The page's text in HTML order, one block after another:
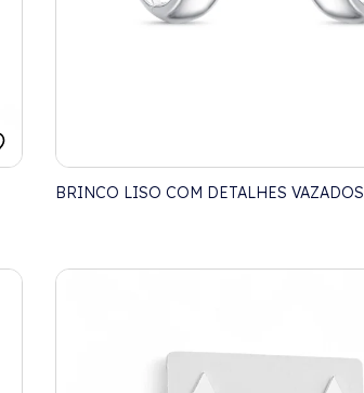
BRINCO LISO COM DETALHES VAZADOS